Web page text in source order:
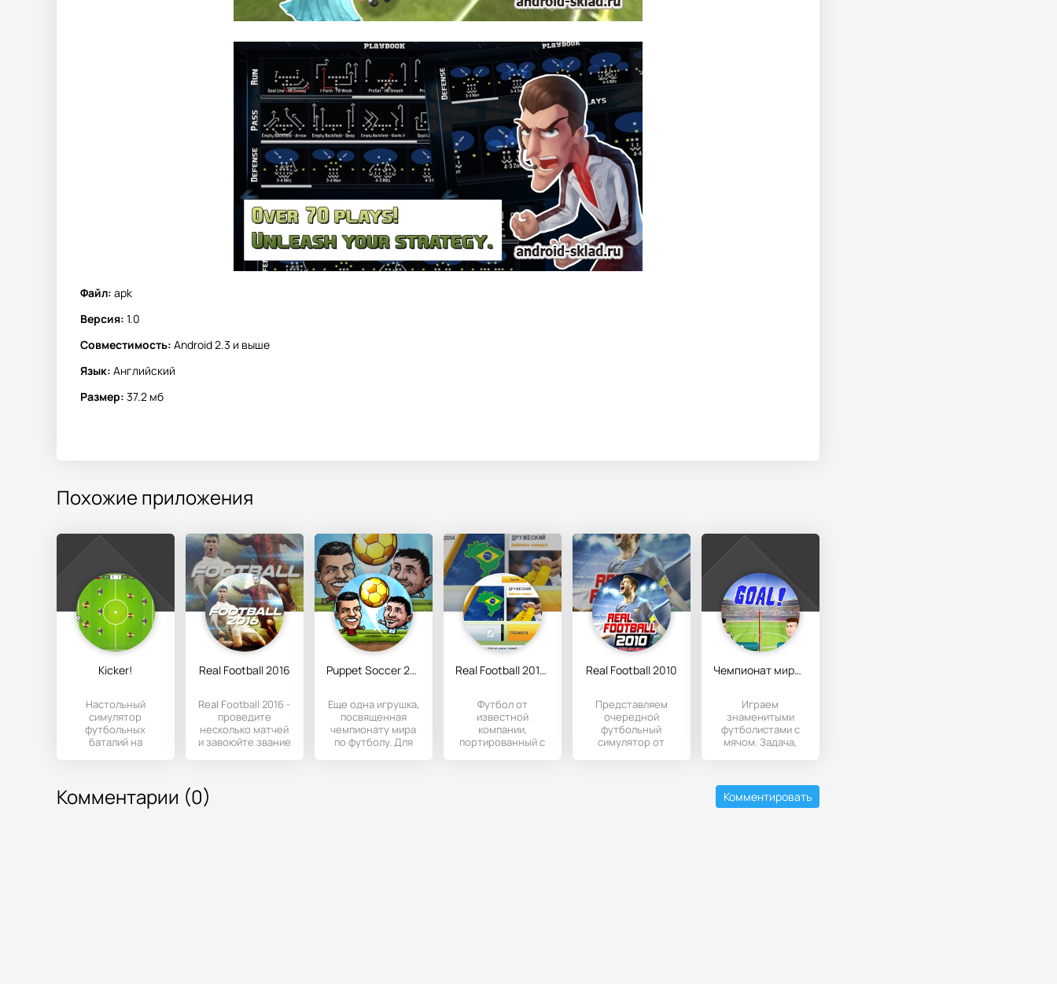
Файл: apk
Версия: 1.0
Совместимость: Android 2.3 и выше
Язык: Английский
Размер: 37.2 мб
Похожие приложения
Kicker!
Настольный
симулятор
футбольных
баталий на
по футболу и
Real Football 2016
Real Football 2016 -
проведите
несколько матчей
и завоюйте звание
Puppet Soccer 2014
Еще одна игрушка,
посвященная
чемпионату мира
по футболу. Для
Real Football 2015 2D
Футбол от
известной
компании,
портированный с
Real Football 2010
Представляем
очередной
футбольный
симулятор от
Чемпионат мира по футболу
Играем
знаменитыми
футболистами с
мячом. Задача,
через
Комментарии (0) Комментировать